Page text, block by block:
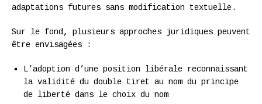
adaptations futures sans modification textuelle.
Sur le fond, plusieurs approches juridiques peuvent
être envisagées :
L’adoption d’une position libérale reconnaissant
la validité du double tiret au nom du principe
de liberté dans le choix du nom